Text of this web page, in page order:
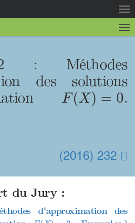
la
la
: Méthodes
des solutions
F(X) = 0
F(X)=0
.
(2016) 232
du Jury :
d'approximation des
F(X)=